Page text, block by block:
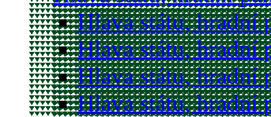
Hlava státu, hradní
Hlava státu, hradní
Hlava státu, hradní
Hlava státu, hradní